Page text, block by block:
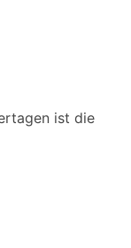
ist die